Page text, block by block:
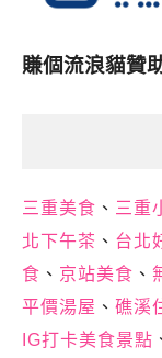
賺個流浪貓贊
三重美食 、 三重
北下午茶 、 台北
食 、 京站美食 、
平價湯屋 、 礁溪
IG打卡美食景點